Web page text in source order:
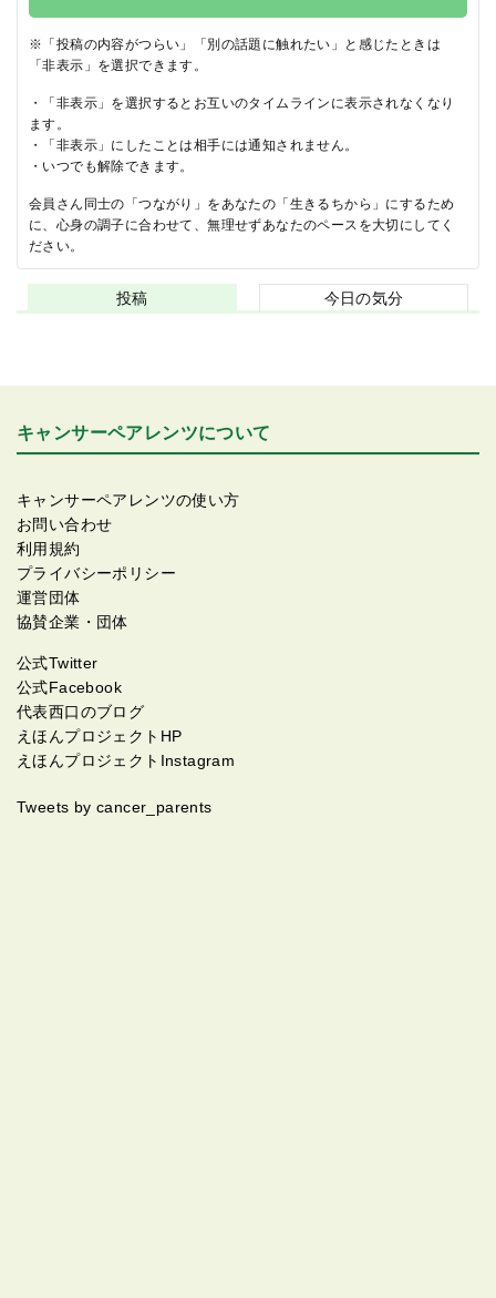
※「投稿の内容がつらい」「別の話題に触れたい」と感じたときは
「非表示」を選択できます。
・「非表示」を選択するとお互いのタイムラインに表示されなくなり
ます。
・「非表示」にしたことは相手には通知されません。
・いつでも解除できます。
会員さん同士の「つながり」をあなたの「生きるちから」にするため
に、心身の調子に合わせて、無理せずあなたのペースを大切にしてく
ださい。
投稿 今日の気分
キャンサーペアレンツについて
キャンサーペアレンツの使い方
お問い合わせ
利用規約
プライバシーポリシー
運営団体
協賛企業・団体
公式Twitter
公式Facebook
代表西口のブログ
えほんプロジェクトHP
えほんプロジェクトInstagram
Tweets by cancer_parents